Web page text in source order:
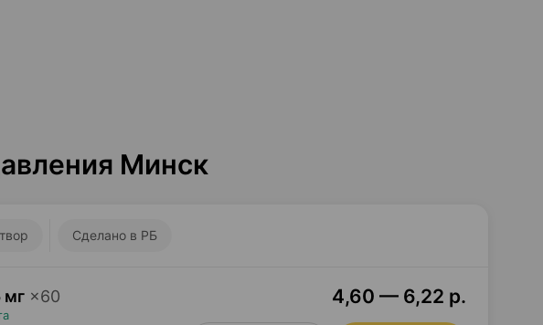
Минск
Сделано в РБ
мг ×60 4,60 — 6,22 р.